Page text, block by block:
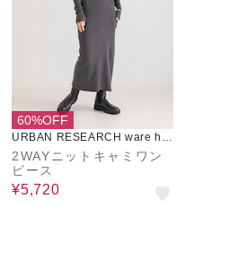
60%OFF
URBAN RESEARCH ware ho
use
2WAYニットキャミワン
ピース
¥5,720